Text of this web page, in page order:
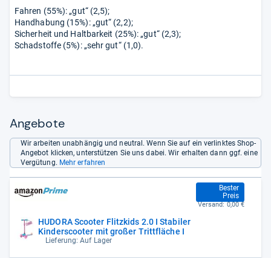
Fahren (55%): „gut“ (2,5);
Handhabung (15%): „gut“ (2,2);
Sicherheit und Haltbarkeit (25%): „gut“ (2,3);
Schadstoffe (5%): „sehr gut“ (1,0).
Angebote
Wir arbeiten unabhängig und neutral. Wenn Sie auf ein verlinktes Shop-
Angebot klicken, unterstützen Sie uns dabei. Wir erhalten dann ggf. eine
Vergütung. Mehr erfahren
HUDORA Scooter Flitzkids 2.0 I Stabiler
Kinderscooter mit großer Trittfläche I
Lieferung: Auf Lager
Bester
Preis
54,99 €
Versand: 0,00 €